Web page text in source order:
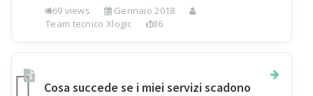
469 views
3 Gennaio 2018
Team tecnico Xlogic
186
Cosa succede se i miei servizi scadono